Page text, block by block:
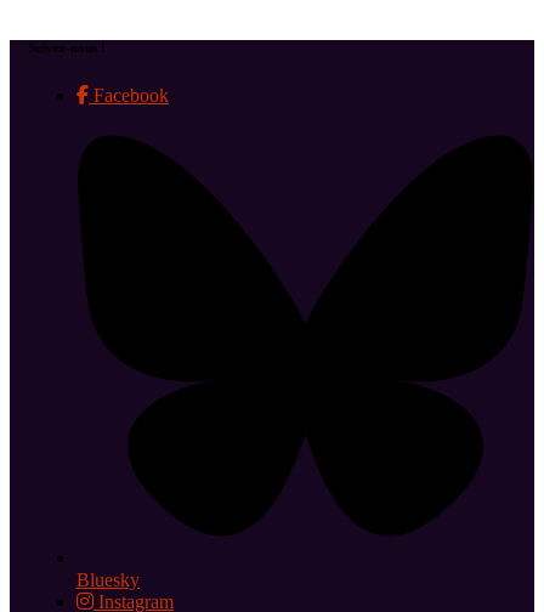
Suivez-nous !
Facebook
Bluesky
Instagram